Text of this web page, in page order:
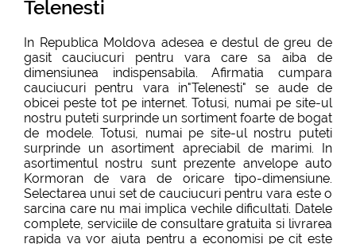
Telenesti
In Republica Moldova adesea e destul de greu de
gasit cauciucuri pentru vara care sa aiba de
dimensiunea indispensabila. Afirmatia cumpara
cauciucuri pentru vara in"Telenesti" se aude de
obicei peste tot pe internet. Totusi, numai pe site-ul
nostru puteti surprinde un sortiment foarte de bogat
de modele. Totusi, numai pe site-ul nostru puteti
surprinde un asortiment apreciabil de marimi. In
asortimentul nostru sunt prezente anvelope auto
Kormoran de vara de oricare tipo-dimensiune.
Selectarea unui set de cauciucuri pentru vara este o
sarcina care nu mai implica vechile dificultati. Datele
complete, serviciile de consultare gratuita si livrarea
rapida va vor ajuta pentru a economisi pe cit este